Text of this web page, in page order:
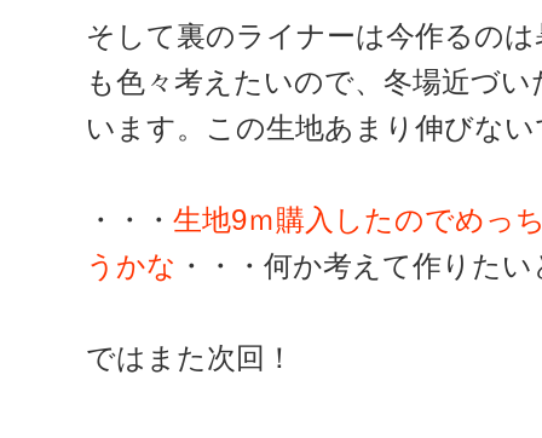
そして裏のライナーは今作るの
も色々考えたいので、冬場近づ
います。この生地あまり伸びな
・・・ 生地9ｍ購入したのでめっ
うかな ・・・何か考えて作りた
ではまた次回！